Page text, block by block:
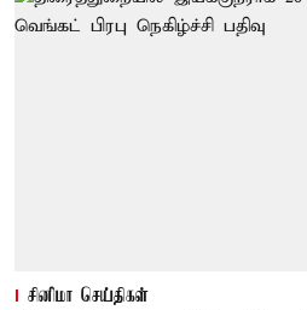
சினிமா செய்திகள்